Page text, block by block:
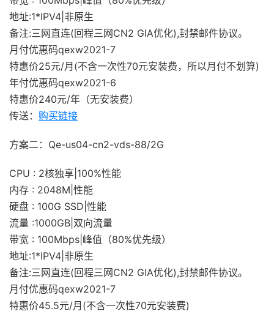
地址:1*IPV4|非原生
备注:三网直连(回程三网CN2 GIA优化),封禁邮件协议。
月付优惠码qexw2021-7
特惠价25元/月(不含一次性70元安装费，所以月付不划算)
年付优惠码qexw2021-6
特惠价240元/年（无安装费）
传送： 购买链接
方案二：Qe-us04-cn2-vds-88/2G
CPU : 2核独享|100%性能
内存 : 2048M|性能
硬盘 : 100G SSD|性能
流量 :1000GB|双向流量
带宽 : 100Mbps|峰值（80%优先级）
地址:1*IPV4|非原生
备注:三网直连(回程三网CN2 GIA优化),封禁邮件协议。
月付优惠码qexw2021-7
特惠价45.5元/月(不含一次性70元安装费)